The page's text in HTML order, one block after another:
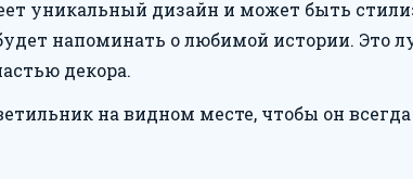
уникальный дизайн и может быть
напоминать о любимой истории. Это
декора.
на видном месте, чтобы он